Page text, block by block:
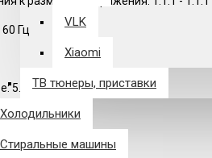
VLK
Xiaomi
ТВ тюнеры, приставки
Холодильники
Стиральные машины
Гц
5.02 - 5.02 мм